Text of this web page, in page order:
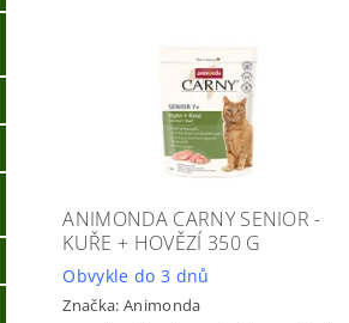
ANIMONDA CARNY SENIOR -
KUŘE + HOVĚZÍ 350 G
Obvykle do 3 dnů
Značka: Animonda